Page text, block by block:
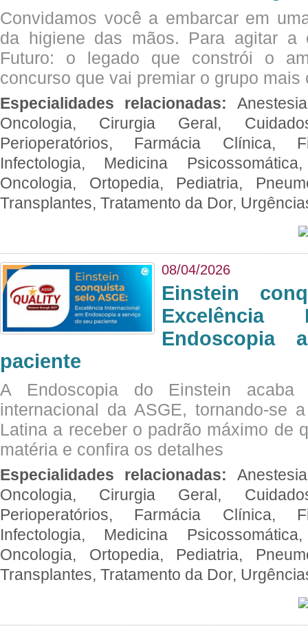
Convidamos você a embarcar em
da higiene das mãos. Para agitar a
Futuro: o legado que constrói o
concurso que vai premiar o grupo mais
Especialidades relacionadas:
Oncologia, Cirurgia Geral,
Perioperatórios, Farmácia Clínica,
Infectologia, Medicina
Oncologia, Ortopedia, Pediatria,
Transplantes, Tratamento da Dor,
08/04/2026
Einstein
Excelência
Endoscopia
paciente
A Endoscopia do Einstein
internacional da ASGE, tornando-se
Latina a receber o padrão máximo de
matéria e confira os detalhes
Especialidades relacionadas:
Oncologia, Cirurgia Geral,
Perioperatórios, Farmácia Clínica,
Infectologia, Medicina
Oncologia, Ortopedia, Pediatria,
Transplantes, Tratamento da Dor,